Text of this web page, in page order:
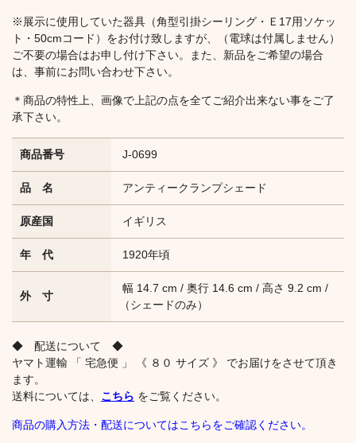
※展示に使用していた器具（角型引掛シーリング・Ｅ17用ソケッ
ト・50cmコード）をお付け致しますが、（電球は付属しません）
ご不要の場合はお申し付け下さい。また、新品をご希望の場合
は、事前にお問い合わせ下さい。
＊商品の特性上、画像で上記の点を全てご紹介出来ない事をご了
承下さい。
商品番号 J-0699
品 名 アンティークランプシェード
原産国 イギリス
年 代 1920年頃
外 寸
幅 14.7 cm / 奥行 14.6 cm / 高さ 9.2 cm /
（シェードのみ）
◆ 配送について ◆
ヤマト運輸 「 宅急便 」 《 ８０ サイズ 》 でお届けをさせて頂き
ます。
送料については、 こちら をご覧ください。
商品の購入方法・配送についてはこちらをご確認ください。